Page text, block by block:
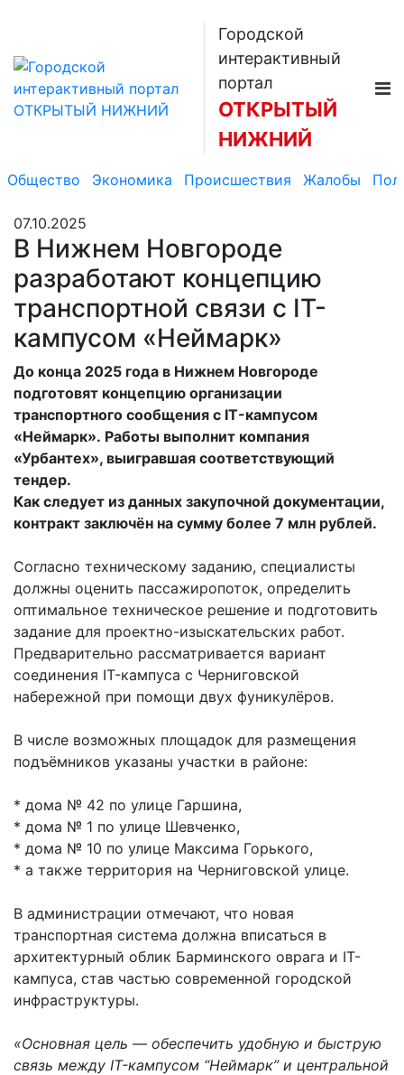
Городской
интерактивный
портал
ОТКРЫТЫЙ
НИЖНИЙ
Общество Экономика Происшествия Жалобы
07.10.2025
В Нижнем Новгороде
разработают концепцию
транспортной связи с IT-
кампусом «Неймарк»
До конца 2025 года в Нижнем Новгороде
подготовят концепцию организации
транспортного сообщения с IT-кампусом
«Неймарк». Работы выполнит компания
«Урбантех», выигравшая соответствующий
тендер.
Как следует из данных закупочной документации,
контракт заключён на сумму более 7 млн рублей.
Согласно техническому заданию, специалисты
должны оценить пассажиропоток, определить
оптимальное техническое решение и подготовить
задание для проектно-изыскательских работ.
Предварительно рассматривается вариант
соединения IT-кампуса с Черниговской
набережной при помощи двух фуникулёров.
В числе возможных площадок для размещения
подъёмников указаны участки в районе:
* дома № 42 по улице Гаршина,
* дома № 1 по улице Шевченко,
* дома № 10 по улице Максима Горького,
* а также территория на Черниговской улице.
В администрации отмечают, что новая
транспортная система должна вписаться в
архитектурный облик Барминского оврага и IT-
кампуса, став частью современной городской
инфраструктуры.
«Основная цель — обеспечить удобную и быструю
связь между IT-кампусом “Неймарк” и центральной